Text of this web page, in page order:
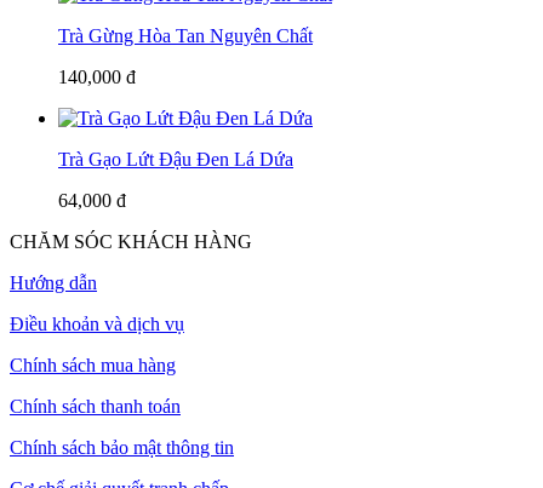
Trà Gừng Hòa Tan Nguyên Chất
140,000 đ
Trà Gạo Lứt Đậu Đen Lá Dứa
64,000 đ
CHĂM SÓC KHÁCH HÀNG
Hướng dẫn
Điều khoản và dịch vụ
Chính sách mua hàng
Chính sách thanh toán
Chính sách bảo mật thông tin